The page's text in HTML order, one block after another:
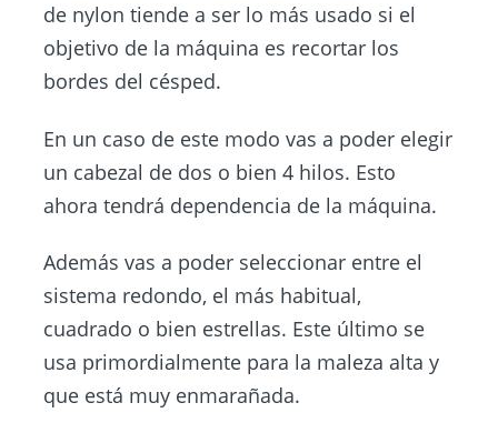
de nylon tiende a ser lo más usado si el
objetivo de la máquina es recortar los
bordes del césped.
En un caso de este modo vas a poder elegir
un cabezal de dos o bien 4 hilos. Esto
ahora tendrá dependencia de la máquina.
Además vas a poder seleccionar entre el
sistema redondo, el más habitual,
cuadrado o bien estrellas. Este último se
usa primordialmente para la maleza alta y
que está muy enmarañada.